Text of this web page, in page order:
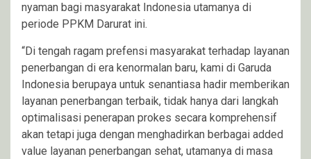
nyaman bagi masyarakat Indonesia utamanya di
periode PPKM Darurat ini.
“Di tengah ragam prefensi masyarakat terhadap layanan
penerbangan di era kenormalan baru, kami di Garuda
Indonesia berupaya untuk senantiasa hadir memberikan
layanan penerbangan terbaik, tidak hanya dari langkah
optimalisasi penerapan prokes secara komprehensif
akan tetapi juga dengan menghadirkan berbagai added
value layanan penerbangan sehat, utamanya di masa